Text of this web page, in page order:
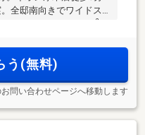
全邸南向きでワイドス
2
う(無料)
お問い合わせページへ移動します